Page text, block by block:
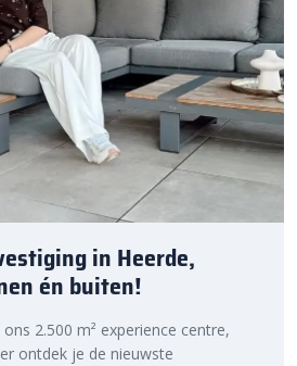
voorraad en snelle levering kun je
slag met jouw tuinproject. Bestel
de hoogwaardige kwaliteit en
Oud Hollandse tegel bij
in Heerde,
én buiten!
2.500 m² experience centre,
ontdek je de nieuwste